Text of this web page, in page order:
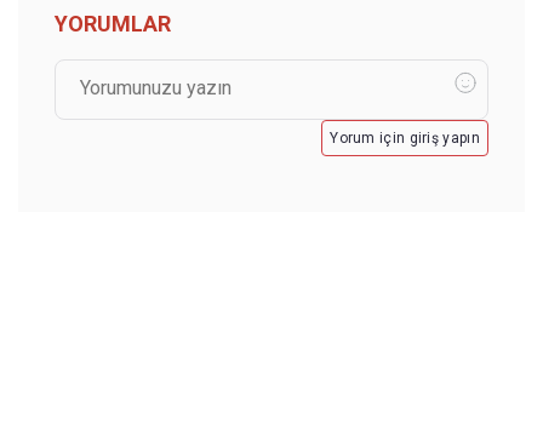
YORUMLAR
Yorum için giriş yapın